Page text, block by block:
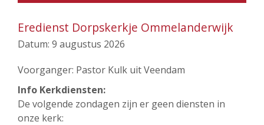
Eredienst Dorpskerkje Ommelanderwijk
Datum: 9 augustus 2026
Voorganger: Pastor Kulk uit Veendam
Info Kerkdiensten:
De volgende zondagen zijn er geen diensten in
onze kerk: